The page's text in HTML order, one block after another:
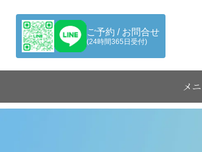
メ
ご予約 / お問合せ
(24時間365日受付)